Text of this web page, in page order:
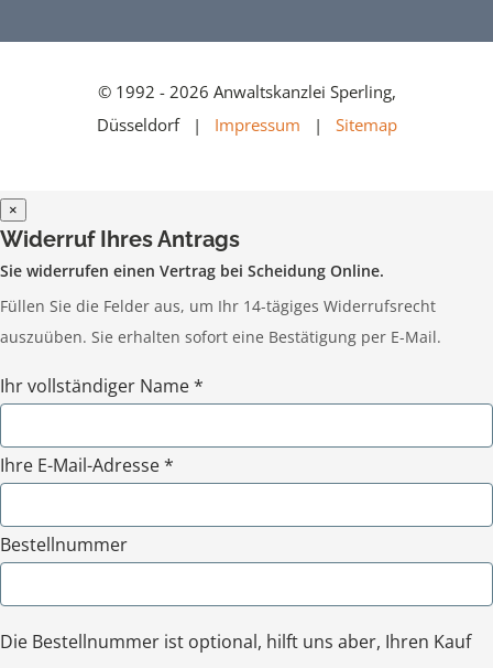
© 1992 - 2026 Anwaltskanzlei Sperling,
Düsseldorf | Impressum | Sitemap
×
Widerruf Ihres Antrags
Sie widerrufen einen Vertrag bei Scheidung Online.
Füllen Sie die Felder aus, um Ihr 14-tägiges Widerrufsrecht
auszuüben. Sie erhalten sofort eine Bestätigung per E-Mail.
Ihr vollständiger Name *
Ihre E-Mail-Adresse *
Bestellnummer
Die Bestellnummer ist optional, hilft uns aber, Ihren Kauf